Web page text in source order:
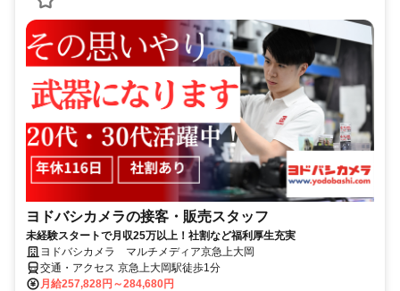
ヨドバシカメラの接客・販売スタッフ
未経験スタートで月収25万以上！社割など福利厚生充実
ヨドバシカメラ マルチメディア京急上大岡
交通・アクセス 京急上大岡駅徒歩1分
月給257,828円～284,680円